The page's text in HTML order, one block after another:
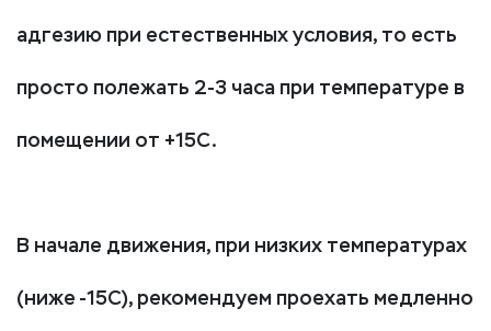
адгезию при естественных условия, то есть
просто полежать 2-3 часа при температуре в
помещении от +15С.
В начале движения, при низких температурах
(ниже -15С), рекомендуем проехать медленно